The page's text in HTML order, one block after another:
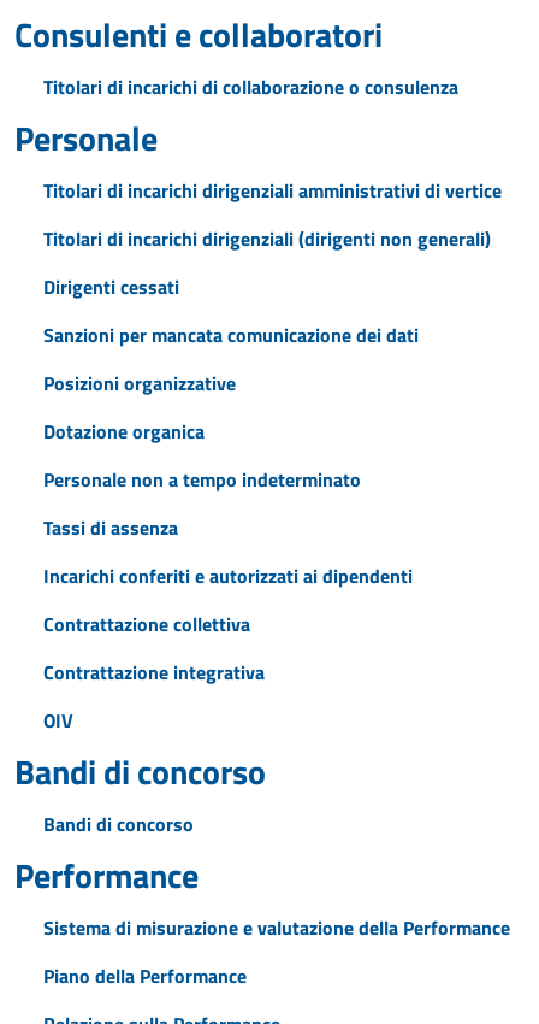
Consulenti e collaboratori
Titolari di incarichi di collaborazione o consulenza
Personale
Titolari di incarichi dirigenziali amministrativi di vertice
Titolari di incarichi dirigenziali (dirigenti non generali)
Dirigenti cessati
Sanzioni per mancata comunicazione dei dati
Posizioni organizzative
Dotazione organica
Personale non a tempo indeterminato
Tassi di assenza
Incarichi conferiti e autorizzati ai dipendenti
Contrattazione collettiva
Contrattazione integrativa
OIV
Bandi di concorso
Bandi di concorso
Performance
Sistema di misurazione e valutazione della Performance
Piano della Performance